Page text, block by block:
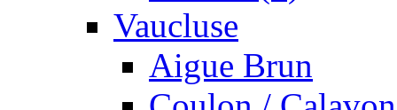
Vaucluse
Aigue Brun